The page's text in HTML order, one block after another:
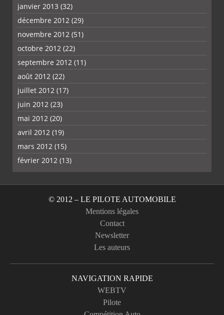
janvier 2013 (32)
décembre 2012 (29)
novembre 2012 (51)
octobre 2012 (22)
septembre 2012 (11)
août 2012 (22)
juillet 2012 (17)
juin 2012 (23)
mai 2012 (20)
avril 2012 (19)
mars 2012 (15)
février 2012 (13)
© 2012 – LE PILOTE AUTOMOBILE
Mentions légales
Contact
Newsletter
Les auteurs
NAVIGATION RAPIDE
WEBTV
Pilote